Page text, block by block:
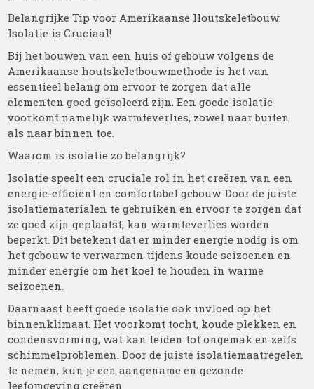
Belangrijke Tip voor Amerikaanse Houtskeletbouw:
Isolatie is Cruciaal!
Bij het bouwen van een huis of gebouw volgens de
Amerikaanse houtskeletbouwmethode is het van
essentieel belang om ervoor te zorgen dat alle
elementen goed geïsoleerd zijn. Een goede isolatie
voorkomt namelijk warmteverlies, zowel naar buiten
als naar binnen toe.
Waarom is isolatie zo belangrijk?
Isolatie speelt een cruciale rol in het creëren van een
energie-efficiënt en comfortabel gebouw. Door de juiste
isolatiematerialen te gebruiken en ervoor te zorgen dat
ze goed zijn geplaatst, kan warmteverlies worden
beperkt. Dit betekent dat er minder energie nodig is om
het gebouw te verwarmen tijdens koude seizoenen en
minder energie om het koel te houden in warme
seizoenen.
Daarnaast heeft goede isolatie ook invloed op het
binnenklimaat. Het voorkomt tocht, koude plekken en
condensvorming, wat kan leiden tot ongemak en zelfs
schimmelproblemen. Door de juiste isolatiemaatregelen
te nemen, kun je een aangename en gezonde
leefomgeving creëren.